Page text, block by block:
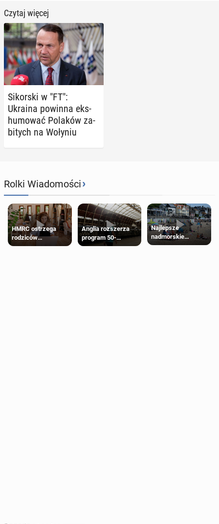
Czytaj więcej
Si­kor­ski w "FT":
Ukraina powinna eks­
hu­mo­wać Polaków za­
bi­tych na Wołyniu
Rolki Wiadomości›
HMRC ostrzega
rodziców
pobierających Child
Anglia rozszerza
program 50-
procentowych
Najlepsze
nadmorskie
miasteczko blisko